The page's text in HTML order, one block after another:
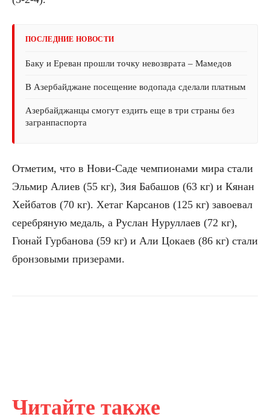
Читайте также
ПОСЛЕДНИЕ НОВОСТИ
Баку и Ереван прошли точку невозврата – Мамедов
В Азербайджане посещение водопада сделали платным
Азербайджанцы смогут ездить еще в три страны без
загранпаспорта
Отметим, что в Нови-Саде чемпионами мира стали
Эльмир Алиев (55 кг), Зия Бабашов (63 кг) и Кянан
Хейбатов (70 кг). Хетаг Карсанов (125 кг) завоевал
серебряную медаль, а Руслан Нуруллаев (72 кг),
Гюнай Гурбанова (59 кг) и Али Цокаев (86 кг) стали
бронзовыми призерами.